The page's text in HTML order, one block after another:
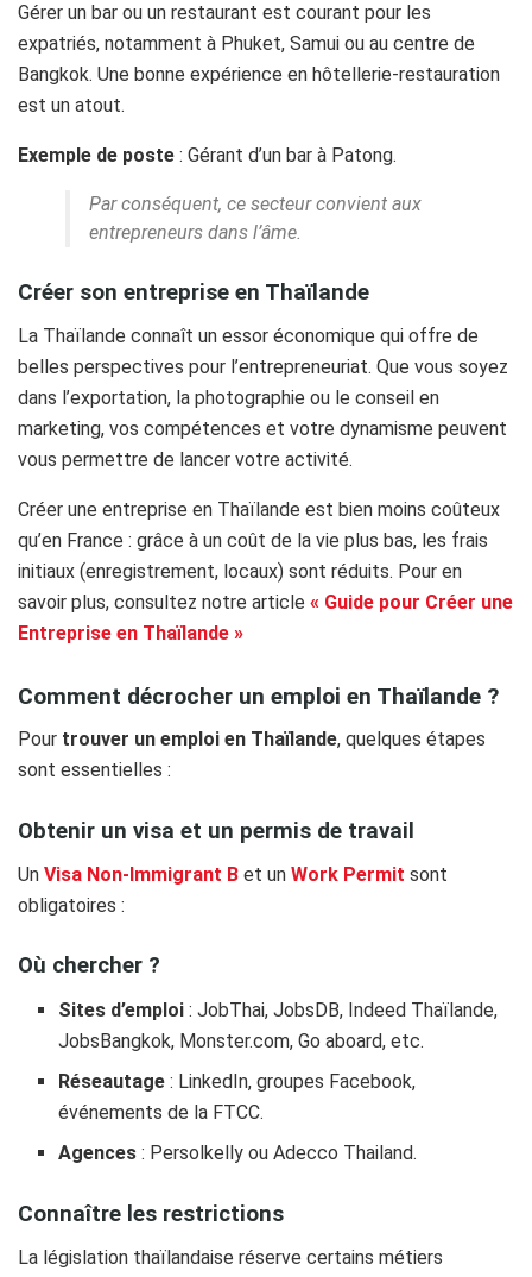
Gérer un bar ou un restaurant est courant pour les
expatriés, notamment à Phuket, Samui ou au centre de
Bangkok. Une bonne expérience en hôtellerie-restauration
est un atout.
Exemple de poste : Gérant d’un bar à Patong.
Par conséquent, ce secteur convient aux
entrepreneurs dans l’âme.
Créer son entreprise en Thaïlande
La Thaïlande connaît un essor économique qui offre de
belles perspectives pour l’entrepreneuriat. Que vous soyez
dans l’exportation, la photographie ou le conseil en
marketing, vos compétences et votre dynamisme peuvent
vous permettre de lancer votre activité.
Créer une entreprise en Thaïlande est bien moins coûteux
qu’en France : grâce à un coût de la vie plus bas, les frais
initiaux (enregistrement, locaux) sont réduits. Pour en
savoir plus, consultez notre article « Guide pour Créer une
Entreprise en Thaïlande »
Comment décrocher un emploi en Thaïlande ?
Pour trouver un emploi en Thaïlande, quelques étapes
sont essentielles :
Obtenir un visa et un permis de travail
Un Visa Non-Immigrant B et un Work Permit sont
obligatoires :
Où chercher ?
Sites d’emploi : JobThai, JobsDB, Indeed Thaïlande,
JobsBangkok, Monster.com, Go aboard, etc.
Réseautage : LinkedIn, groupes Facebook,
événements de la FTCC.
Agences : Persolkelly ou Adecco Thailand.
Connaître les restrictions
La législation thaïlandaise réserve certains métiers